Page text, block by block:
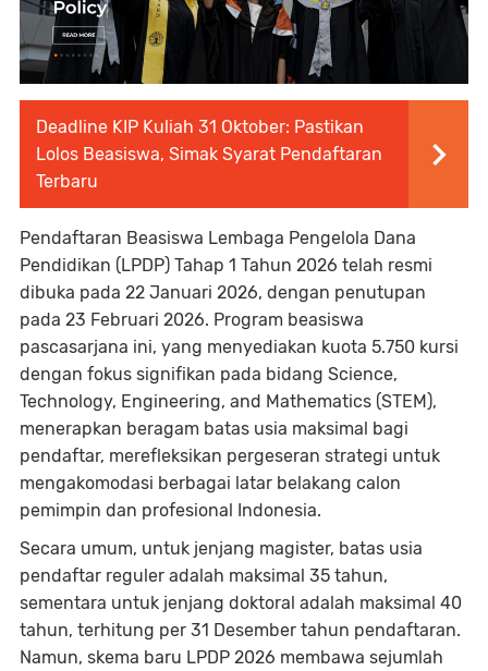
Deadline KIP Kuliah 31 Oktober: Pastikan
Lolos Beasiswa, Simak Syarat Pendaftaran
Terbaru
Pendaftaran Beasiswa Lembaga Pengelola Dana
Pendidikan (LPDP) Tahap 1 Tahun 2026 telah resmi
dibuka pada 22 Januari 2026, dengan penutupan
pada 23 Februari 2026. Program beasiswa
pascasarjana ini, yang menyediakan kuota 5.750 kursi
dengan fokus signifikan pada bidang Science,
Technology, Engineering, and Mathematics (STEM),
menerapkan beragam batas usia maksimal bagi
pendaftar, merefleksikan pergeseran strategi untuk
mengakomodasi berbagai latar belakang calon
pemimpin dan profesional Indonesia.
Secara umum, untuk jenjang magister, batas usia
pendaftar reguler adalah maksimal 35 tahun,
sementara untuk jenjang doktoral adalah maksimal 40
tahun, terhitung per 31 Desember tahun pendaftaran.
Namun, skema baru LPDP 2026 membawa sejumlah